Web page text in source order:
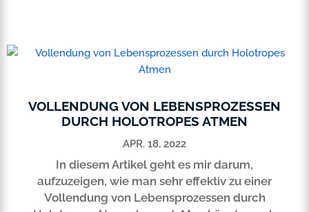
VOLLENDUNG VON LEBENSPROZESSEN
DURCH HOLOTROPES ATMEN
APR. 18, 2022
In diesem Artikel geht es mir darum,
aufzuzeigen, wie man sehr effektiv zu einer
Vollendung von Lebensprozessen durch